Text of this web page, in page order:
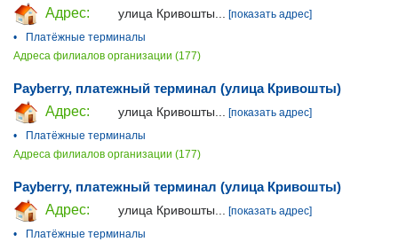
Адрес:
улица Кривошты... [показать адрес]
•
Платёжные терминалы
Адреса филиалов организации (177)
Payberry, платежный терминал (улица Кривошты)
Адрес:
улица Кривошты...
[показать адрес]
•
Платёжные терминалы
Адреса филиалов организации (177)
Payberry, платежный терминал (улица Кривошты)
Адрес:
улица Кривошты...
[показать адрес]
•
Платёжные терминалы